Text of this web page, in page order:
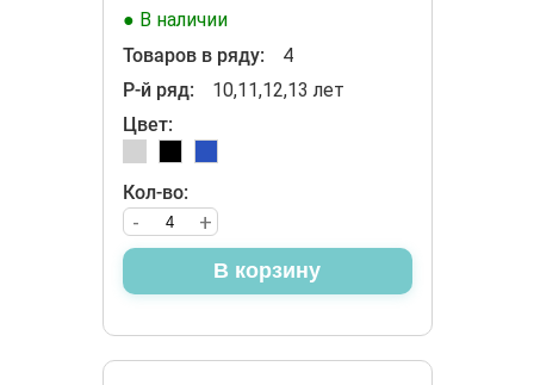
● В наличии
Товаров в ряду:
4
Р-й ряд:
10,11,12,13 лет
Цвет:
Кол-во:
+
-
В корзину